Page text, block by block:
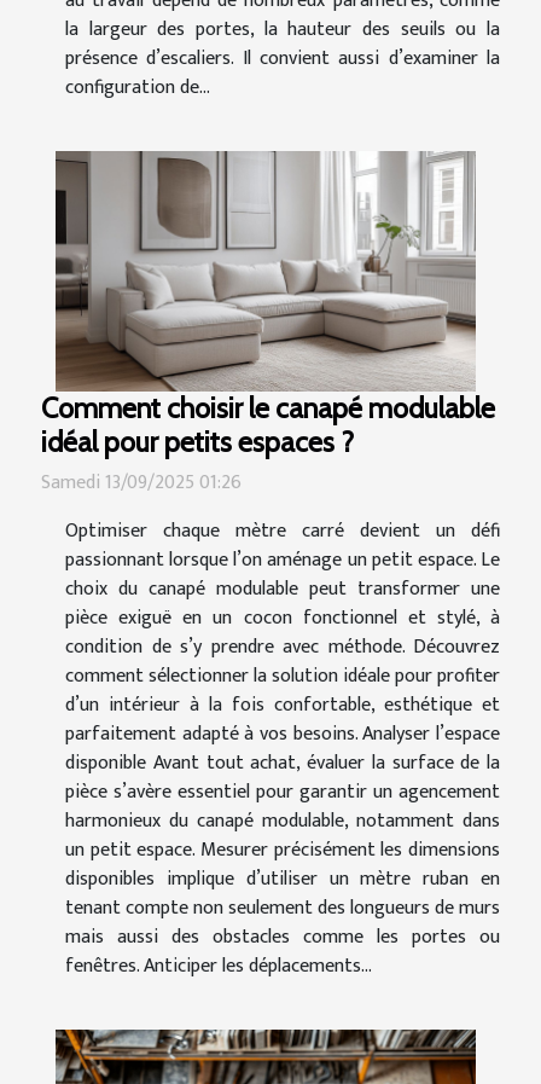
la largeur des portes, la hauteur des seuils ou la
présence d’escaliers. Il convient aussi d’examiner la
configuration de...
Comment choisir le canapé modulable
idéal pour petits espaces ?
Samedi 13/09/2025 01:26
Optimiser chaque mètre carré devient un défi
passionnant lorsque l’on aménage un petit espace. Le
choix du canapé modulable peut transformer une
pièce exiguë en un cocon fonctionnel et stylé, à
condition de s’y prendre avec méthode. Découvrez
comment sélectionner la solution idéale pour profiter
d’un intérieur à la fois confortable, esthétique et
parfaitement adapté à vos besoins. Analyser l’espace
disponible Avant tout achat, évaluer la surface de la
pièce s’avère essentiel pour garantir un agencement
harmonieux du canapé modulable, notamment dans
un petit espace. Mesurer précisément les dimensions
disponibles implique d’utiliser un mètre ruban en
tenant compte non seulement des longueurs de murs
mais aussi des obstacles comme les portes ou
fenêtres. Anticiper les déplacements...